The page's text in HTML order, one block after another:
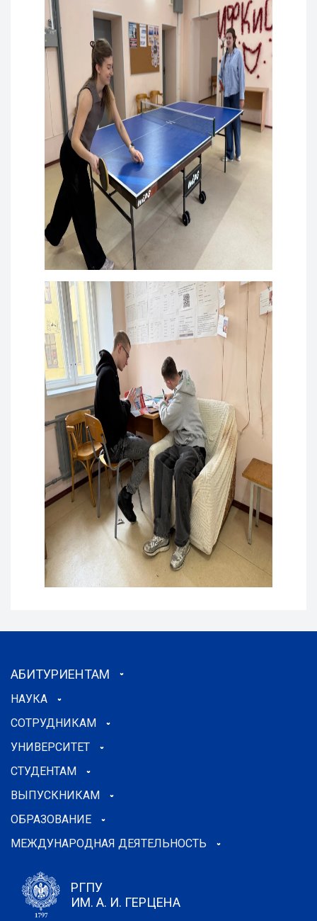
АБИТУРИЕНТАМ
НАУКА
СОТРУДНИКАМ
УНИВЕРСИТЕТ
СТУДЕНТАМ
ВЫПУСКНИКАМ
ОБРАЗОВАНИЕ
МЕЖДУНАРОДНАЯ ДЕЯТЕЛЬНОСТЬ
РГПУ
ИМ. А. И. ГЕРЦЕНА